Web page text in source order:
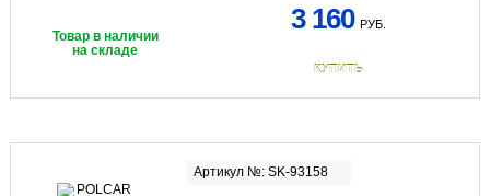
Товар в наличии
на складе
3 160 РУБ.
КУПИТЬ
Артикул №: SK-93158